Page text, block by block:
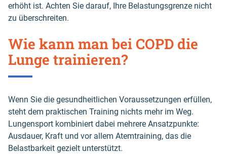
erhöht ist. Achten Sie darauf, Ihre Belastungsgrenze nicht
zu überschreiten.
Wie kann man bei COPD die
Lunge trainieren?
Wenn Sie die gesundheitlichen Voraussetzungen erfüllen,
steht dem praktischen Training nichts mehr im Weg.
Lungensport kombiniert dabei mehrere Ansatzpunkte:
Ausdauer, Kraft und vor allem Atemtraining, das die
Belastbarkeit gezielt unterstützt.